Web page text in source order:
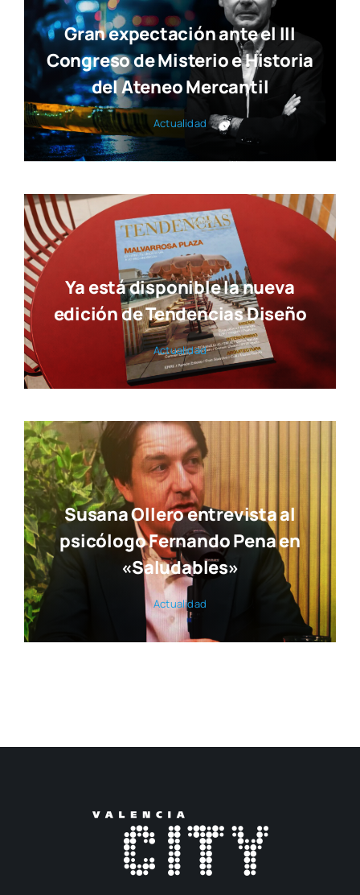
Gran expectación ante el III
Congreso de Misterio e Historia
del Ateneo Mercantil
Actua­li­dad
Ya está disponible la nueva
edición de Tendencias Diseño
Actua­li­dad
Susana Ollero entrevista al
psicólogo Fernando Pena en
«Saludables»
Actua­li­dad